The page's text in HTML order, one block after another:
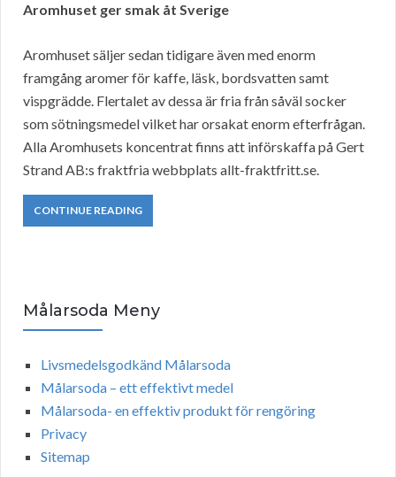
Aromhuset ger smak åt Sverige
Aromhuset säljer sedan tidigare även med enorm
framgång aromer för kaffe, läsk, bordsvatten samt
vispgrädde. Flertalet av dessa är fria från såväl socker
som sötningsmedel vilket har orsakat enorm efterfrågan.
Alla Aromhusets koncentrat finns att införskaffa på Gert
Strand AB:s fraktfria webbplats allt-fraktfritt.se.
CONTINUE READING
Målarsoda Meny
Livsmedelsgodkänd Målarsoda
Målarsoda – ett effektivt medel
Målarsoda- en effektiv produkt för rengöring
Privacy
Sitemap